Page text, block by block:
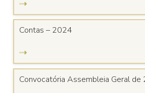
Contas – 2024
Convocatória Assembleia Geral